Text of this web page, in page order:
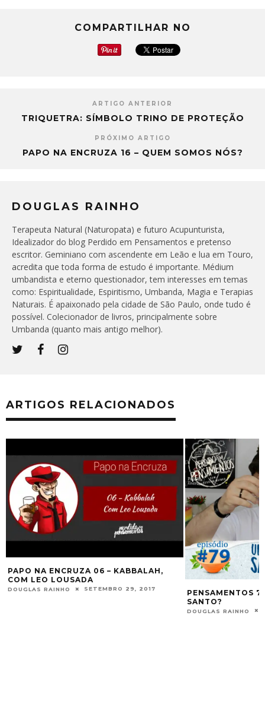
COMPARTILHAR NO
ARTIGO ANTERIOR
TRIQUETRA: SÍMBOLO TRINO DE PROTEÇÃO
PRÓXIMO ARTIGO
PAPO NA ENCRUZA 16 – QUEM SOMOS NÓS?
DOUGLAS RAINHO
Terapeuta Natural (Naturopata) e futuro Acupunturista,
Idealizador do blog Perdido em Pensamentos e pretenso
escritor. Geminiano com ascendente em Leão e lua em Touro,
acredita que toda forma de estudo é importante. Médium
umbandista e eterno questionador, tem interesses em temas
como: Espiritualidade, Espiritismo, Umbanda, Magia e Terapias
Naturais. É apaixonado pela cidade de São Paulo, onde tudo é
possível. Colecionador de livros, principalmente sobre
Umbanda (quanto mais antigo melhor).
ARTIGOS RELACIONADOS
PAPO NA ENCRUZA 06 – KABBALAH,
COM LEO LOUSADA
DOUGLAS RAINHO SETEMBRO 29, 2017
PENSAMENTOS
SANTO?
DOUGLAS RAINHO